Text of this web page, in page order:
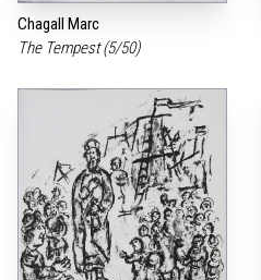
Chagall Marc
The Tempest (5/50)